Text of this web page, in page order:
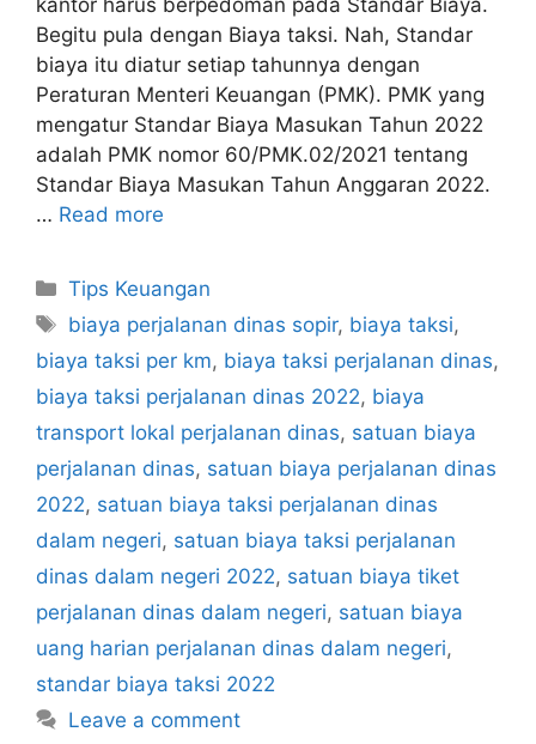
Begitu pula dengan Biaya taksi. Nah, Standar
biaya itu diatur setiap tahunnya dengan
Peraturan Menteri Keuangan (PMK). PMK yang
mengatur Standar Biaya Masukan Tahun 2022
adalah PMK nomor 60/PMK.02/2021 tentang
Standar Biaya Masukan Tahun Anggaran 2022.
… Read more
Categories
Tips Keuangan
Tags
biaya perjalanan dinas sopir, biaya taksi,
biaya taksi per km, biaya taksi perjalanan dinas,
biaya taksi perjalanan dinas 2022, biaya
transport lokal perjalanan dinas, satuan biaya
perjalanan dinas, satuan biaya perjalanan dinas
2022, satuan biaya taksi perjalanan dinas
dalam negeri, satuan biaya taksi perjalanan
dinas dalam negeri 2022, satuan biaya tiket
perjalanan dinas dalam negeri, satuan biaya
uang harian perjalanan dinas dalam negeri,
standar biaya taksi 2022
Leave a comment